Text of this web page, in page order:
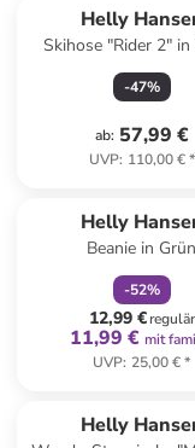
Helly
Skihose "Rider 2" in
-47%
ab: 57,99 €
UVP: 110,00 €*
Helly
Beanie in Grün
-52%
12,99 €regulär
11,99 € mit
UVP: 25,00 €*
Helly